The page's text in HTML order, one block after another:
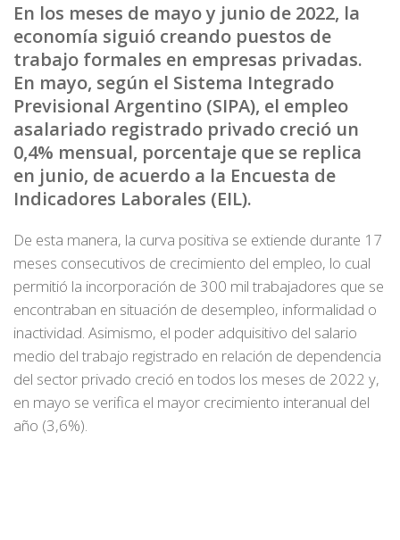
En los meses de mayo y junio de 2022, la
economía siguió creando puestos de
trabajo formales en empresas privadas.
En mayo, según el Sistema Integrado
Previsional Argentino (SIPA), el empleo
asalariado registrado privado creció un
0,4% mensual, porcentaje que se replica
en junio, de acuerdo a la Encuesta de
Indicadores Laborales (EIL).
De esta manera, la curva positiva se extiende durante 17
meses consecutivos de crecimiento del empleo, lo cual
permitió la incorporación de 300 mil trabajadores que se
encontraban en situación de desempleo, informalidad o
inactividad. Asimismo, el poder adquisitivo del salario
medio del trabajo registrado en relación de dependencia
del sector privado creció en todos los meses de 2022 y,
en mayo se verifica el mayor crecimiento interanual del
año (3,6%).